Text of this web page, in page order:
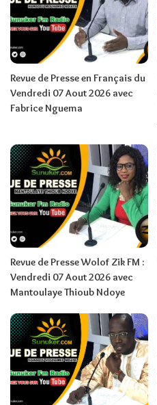
Revue de Presse en Français du
Vendredi 07 Aout 2026 avec
Fabrice Nguema
Revue de Presse Wolof Zik FM :
Vendredi 07 Aout 2026 avec
Mantoulaye Thioub Ndoye